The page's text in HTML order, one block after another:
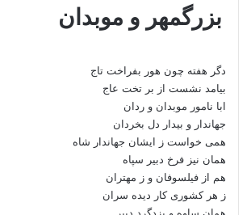
بزرگمهر و موبدان
دگر هفته چون هور بفراخت تاج
بیامد نشست از بر تخت عاج‏
ابا نامور موبدان و ردان
جهاندار و بیدار دل بخردان‏
همى خواست ز ایشان جهاندار شاه
همان نیز فرخ دبیر سپاه‏
هم از فیلسوفان و ز مهتران
ز هر کشورى کار دیده سران‏